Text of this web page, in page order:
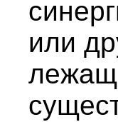
или